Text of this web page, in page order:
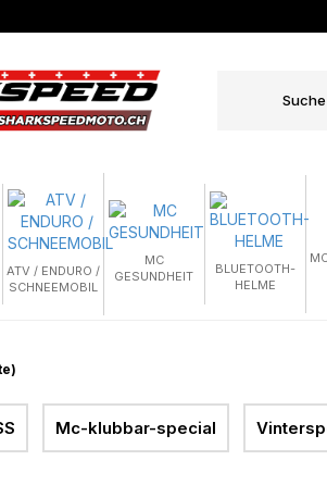
ATV / ENDURO /
SCHNEEMOBIL
MC
GESUNDHEIT
BLUETOOTH-
HELME
Mc-klubbar-special